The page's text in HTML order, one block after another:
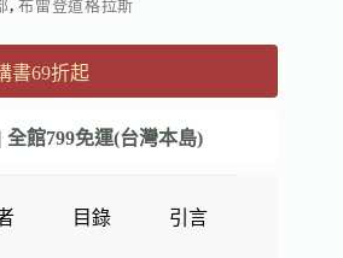
,布雷登道格拉斯
書69折起
館799免運(台灣本島)
目錄 引言